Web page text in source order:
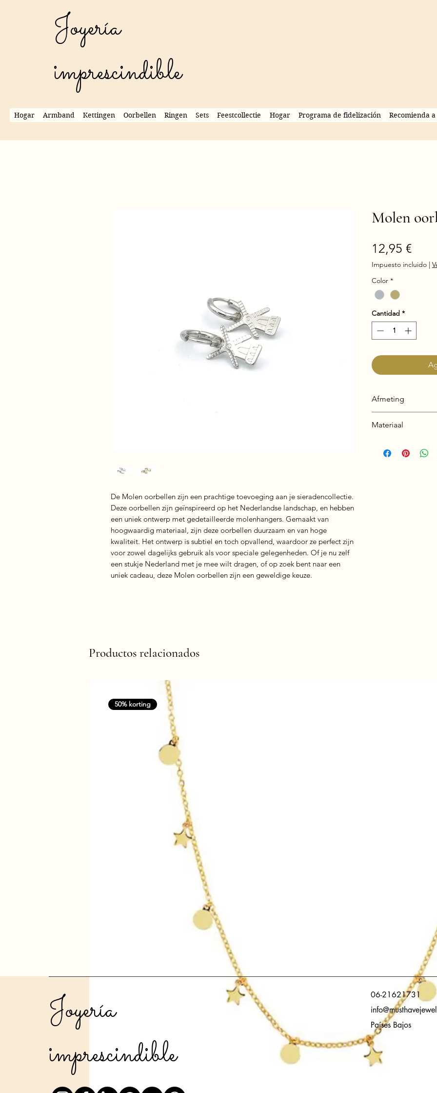
Joyería
imprescindible
Hogar Armband Kettingen Oorbellen Ringen Sets Feestcollectie Hogar Programa de fidelización Recomienda
De Molen oorbellen zijn een prachtige toevoeging aan je sieradencollectie.
Deze oorbellen zijn geïnspireerd op het Nederlandse landschap, en hebben
een uniek ontwerp met gedetailleerde molenhangers. Gemaakt van
hoogwaardig materiaal, zijn deze oorbellen duurzaam en van hoge
kwaliteit. Het ontwerp is subtiel en toch opvallend, waardoor ze perfect zijn
voor zowel dagelijks gebruik als voor speciale gelegenheden. Of je nu zelf
een stukje Nederland met je mee wilt dragen, of op zoek bent naar een
uniek cadeau, deze Molen oorbellen zijn een geweldige keuze.
Molen
12,95 €
Impuesto incluido |
Color *
Cantidad *
Afmeting
Molen: 14 mm,
Materiaal
Productos relacionados
50% korting
Joyería
imprescindible
06-21621731
Países Bajos